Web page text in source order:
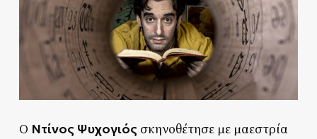
Ο Ντίνος Ψυχογιός σκηνοθέτησε με μαεστρία